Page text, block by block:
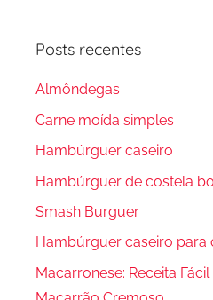
Posts recentes
Almôndegas
Carne moída simples
Hambúrguer caseiro
Hambúrguer de costela
Smash Burguer
Hambúrguer caseiro para
Macarronese: Receita